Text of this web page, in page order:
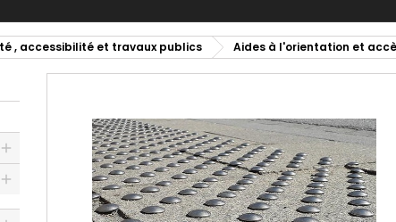
, accessibilité et travaux publics Aides à l'orientation et